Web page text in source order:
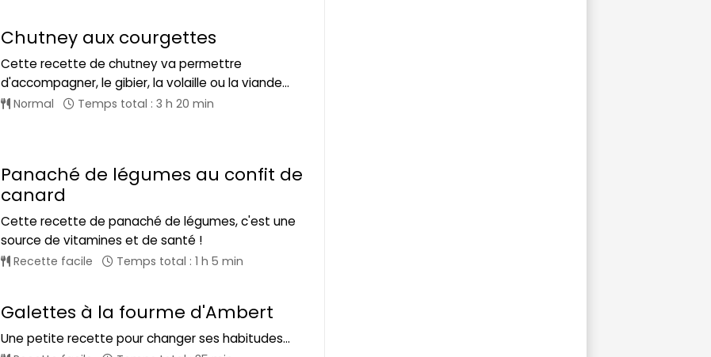
Chutney aux courgettes
Cette recette de chutney va permettre
d'accompagner, le gibier, la volaille ou la viande...
Normal Temps total : 3 h 20 min
Panaché de légumes au confit de
canard
Cette recette de panaché de légumes, c'est une
source de vitamines et de santé !
Recette facile Temps total : 1 h 5 min
Galettes à la fourme d'Ambert
Une petite recette pour changer ses habitudes...